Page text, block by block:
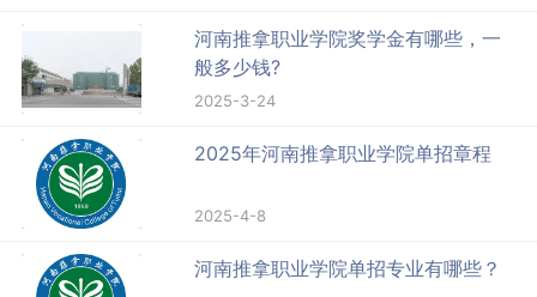
河南推拿职业学院奖学金有哪些，一
般多少钱?
2025-3-24
2025年河南推拿职业学院单招章程
2025-4-8
河南推拿职业学院单招专业有哪些？